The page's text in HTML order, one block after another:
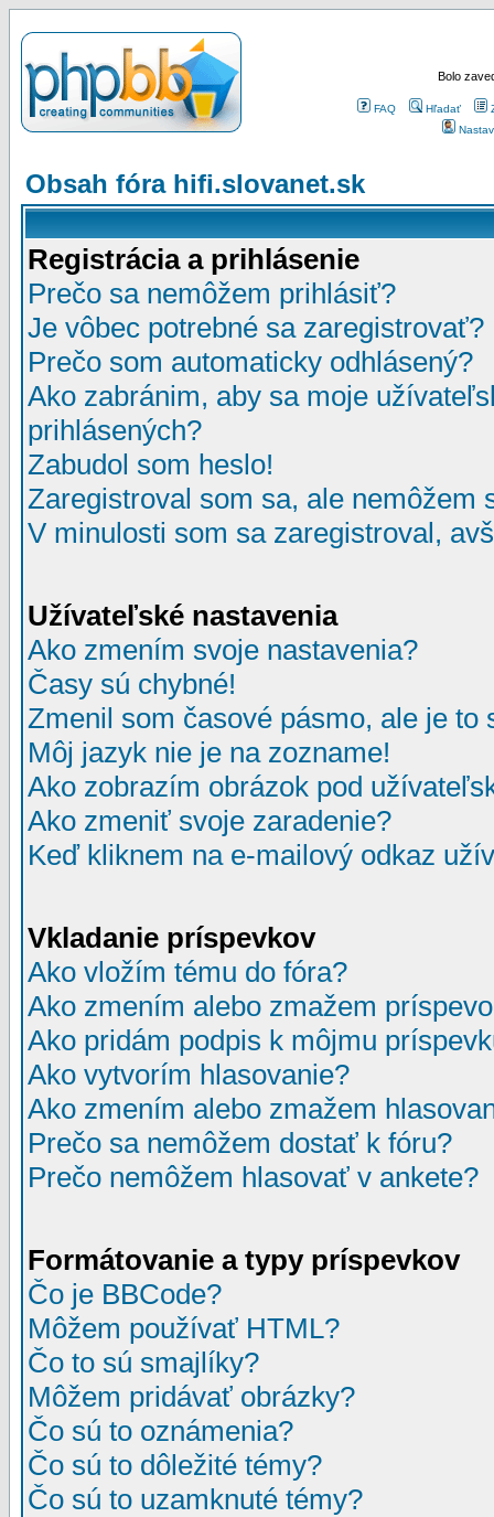
Bolo
FAQ Hľadať
Obsah fóra hifi.slovanet.sk
Registrácia a prihlásenie
Prečo sa nemôžem prihlásiť?
Je vôbec potrebné sa zaregistrovať?
Prečo som automaticky odhlásený?
Ako zabránim, aby sa moje
prihlásených?
Zabudol som heslo!
Zaregistroval som sa, ale nemôžem
V minulosti som sa zaregistroval,
Užívateľské nastavenia
Ako zmením svoje nastavenia?
Časy sú chybné!
Zmenil som časové pásmo, ale je to
Môj jazyk nie je na zozname!
Ako zobrazím obrázok pod
Ako zmeniť svoje zaradenie?
Keď kliknem na e-mailový odkaz
Vkladanie príspevkov
Ako vložím tému do fóra?
Ako zmením alebo zmažem
Ako pridám podpis k môjmu
Ako vytvorím hlasovanie?
Ako zmením alebo zmažem
Prečo sa nemôžem dostať k fóru?
Prečo nemôžem hlasovať v ankete?
Formátovanie a typy príspevkov
Čo je BBCode?
Môžem používať HTML?
Čo to sú smajlíky?
Môžem pridávať obrázky?
Čo sú to oznámenia?
Čo sú to dôležité témy?
Čo sú to uzamknuté témy?